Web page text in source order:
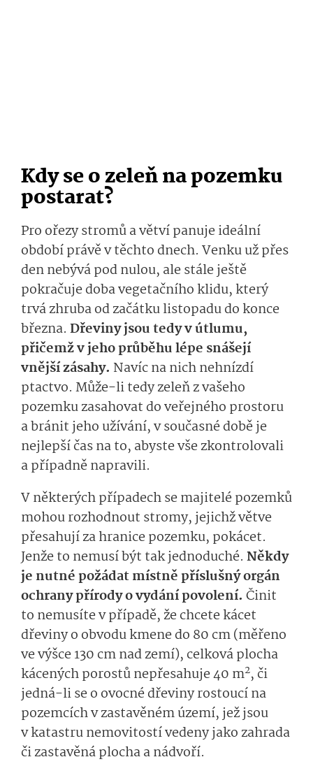
Kdy se o zeleň na pozemku
postarat?
Pro ořezy stromů a větví panuje ideální
období právě v těchto dnech. Venku už přes
den nebývá pod nulou, ale stále ještě
pokračuje doba vegetačního klidu, který
trvá zhruba od začátku listopadu do konce
března. Dřeviny jsou tedy v útlumu,
přičemž v jeho průběhu lépe snášejí
vnější zásahy. Navíc na nich nehnízdí
ptactvo. Může-li tedy zeleň z vašeho
pozemku zasahovat do veřejného prostoru
a bránit jeho užívání, v současné době je
nejlepší čas na to, abyste vše zkontrolovali
a případně napravili.
V některých případech se majitelé pozemků
mohou rozhodnout stromy, jejichž větve
přesahují za hranice pozemku, pokácet.
Jenže to nemusí být tak jednoduché. Někdy
je nutné požádat místně příslušný orgán
ochrany přírody o vydání povolení. Činit
to nemusíte v případě, že chcete kácet
dřeviny o obvodu kmene do 80 cm (měřeno
ve výšce 130 cm nad zemí), celková plocha
kácených porostů nepřesahuje 40 m2, či
jedná-li se o ovocné dřeviny rostoucí na
pozemcích v zastavěném území, jež jsou
v katastru nemovitostí vedeny jako zahrada
či zastavěná plocha a nádvoří.